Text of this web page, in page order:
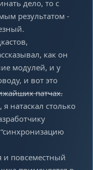
дело, то с
результатом -
как он
модулей, и у
и вот это
патчах.
натаскал столько
и повсеместный